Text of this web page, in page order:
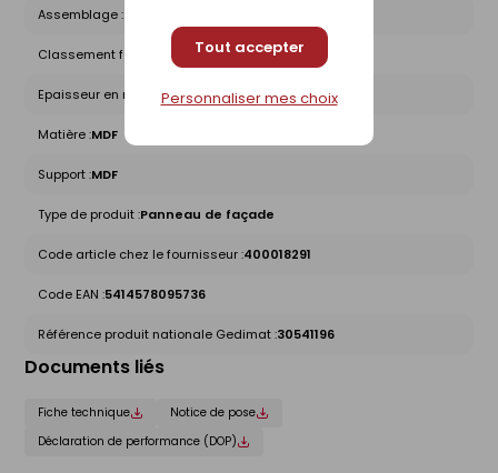
Tout accepter
Personnaliser mes choix
Assemblage :
Classement feu B0088 : D-s2-d0
Epaisseur en mm : 10
Matière :MDF
Support :MDF
Type de produit :Panneau de façade
Code article chez le fournisseur :400018291
Code EAN :5414578095736
Référence produit nationale Gedimat :30541196
Documents liés
Fiche technique
Notice de pose
Déclaration de performance (DOP)